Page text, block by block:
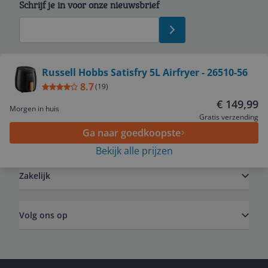
Russell Hobbs Satisfry 5L Airfryer - 26510-56
8.7(19)
Morgen in huis € 149,99
Gratis verzending
Ga naar goedkoopste
Bekijk alle prijzen
Schrijf je in voor onze nieuwsbrief
Service
Zakelijk
Volg ons op